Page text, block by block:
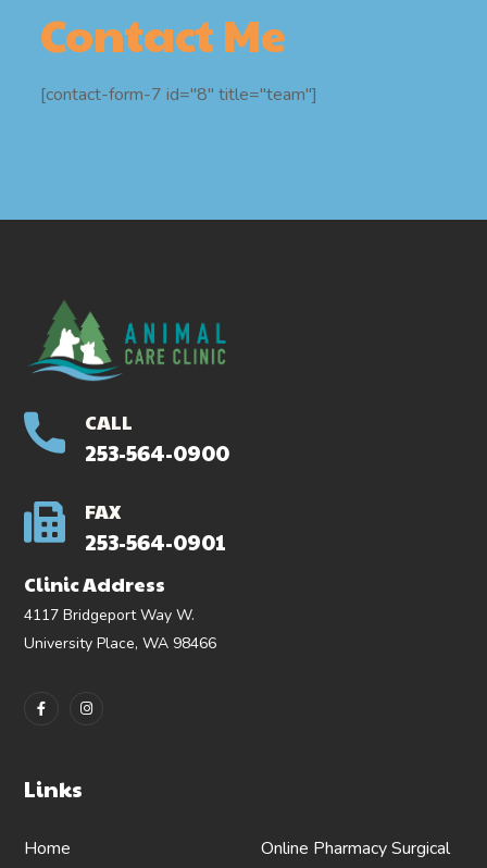
Contact Me
[contact-form-7 id="8" title="team"]
CALL
253-564-0900
FAX
253-564-0901
Clinic Address
4117 Bridgeport Way W.
University Place, WA 98466
Links
Home
Online PharmacySurgical